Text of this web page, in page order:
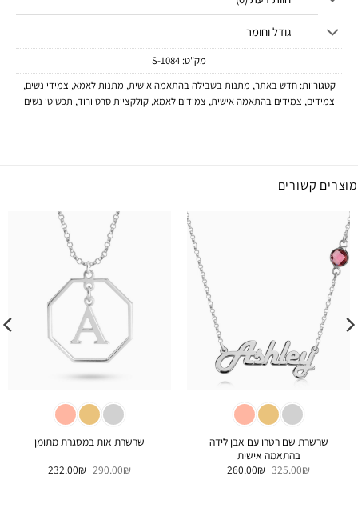
גודל וחומר
מק"ט: 1084-S
קטגוריות:חדש באתר, מתנות בשבילה בהתאמה אישית, מתנות לאמא, צמידי נשים,
צמידים, צמידים בהתאמה אישית, צמידים לאמא,קולקציית סרט ורוד, תכשיטי נשים
מוצרים קשורים
שרשרת שם רטרו עם אבן לידה
בהתאמה אישית
325.00₪ המחיר
המקורי
260.00₪ המחיר
שרשרת אות במסגרת מתומן
290.00₪ המחיר
המקורי
232.00₪ המחיר